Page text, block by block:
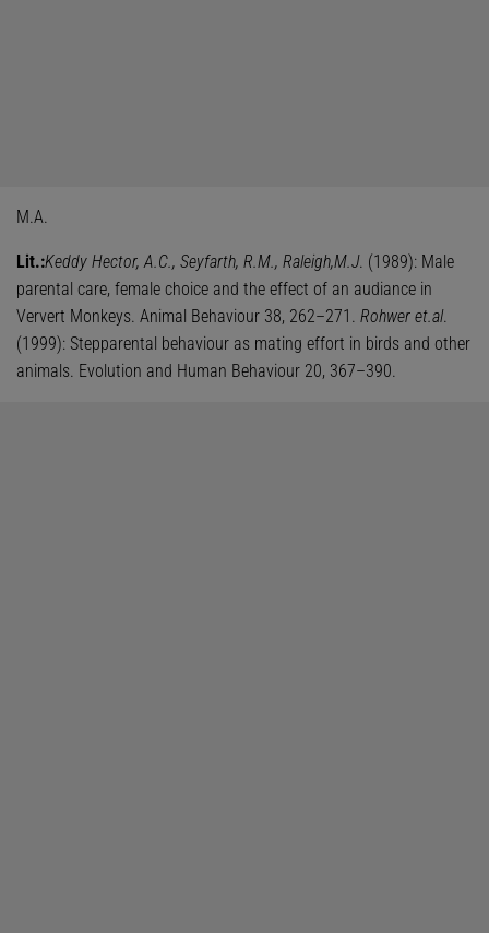
M.A.
Lit.:Keddy Hector, A.C., Seyfarth, R.M., Raleigh,M.J. (1989): Male
parental care, female choice and the effect of an audiance in
Ververt Monkeys. Animal Behaviour 38, 262–271. Rohwer et.al.
(1999): Stepparental behaviour as mating effort in birds and other
animals. Evolution and Human Behaviour 20, 367–390.